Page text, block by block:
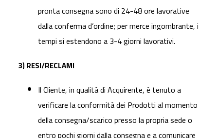
pronta consegna sono di 24-48 ore lavorative
dalla conferma d’ordine; per merce ingombrante, i
tempi si estendono a 3-4 giorni lavorativi.
3) RESI/RECLAMI
Il Cliente, in qualità di Acquirente, è tenuto a
verificare la conformità dei Prodotti al momento
della consegna/scarico presso la propria sede o
entro pochi giorni dalla consegna e a comunicare